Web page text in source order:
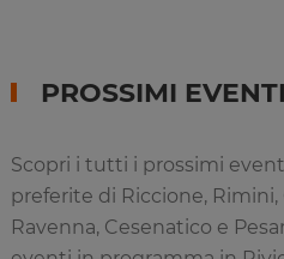
PROSSIMI EVENTI
Scopri i tutti i prossimi
preferite di Riccione,
Ravenna, Cesenatico e